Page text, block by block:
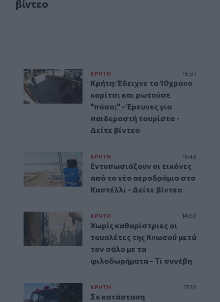
βίντεο
ΚΡΗΤΗ 16:37
Κρήτη: Έδειχνε το 10χρονο
κορίτσι και ρωτούσε
"πόσο;" - Έρευνες για
παιδεραστή τουρίστα -
Δείτε βίντεο
ΚΡΗΤΗ 15:43
Εντυπωσιάζουν οι εικόνες
από το νέο αεροδρόμιο στο
Καστέλλι - Δείτε βίντεο
ΚΡΗΤΗ 14:02
Χωρίς καθαρίστριες οι
τουαλέτες της Κνωσού μετά
τον σάλο με τα
φιλοδωρήματα - Τί συνέβη
ΚΡΗΤΗ 17:10
Σε κατάσταση